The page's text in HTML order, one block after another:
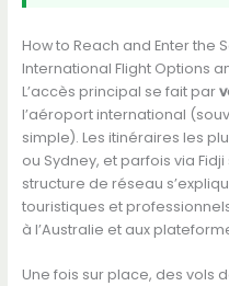
How to Reach and Enter the
International Flight Options
L’accès principal se fait par
l’aéroport international
simple). Les itinéraires les
ou Sydney, et parfois via
structure de réseau
touristiques et
à l’Australie et aux
Une fois sur place, des vols